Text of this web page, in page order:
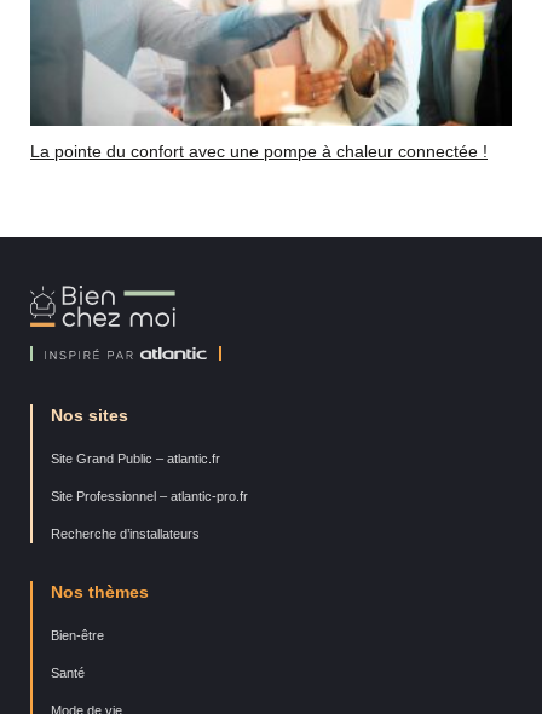
La pointe du confort avec une pompe à chaleur connectée !
Bien
Chez
Nos sites
Site Grand Public – atlantic.fr
Site Professionnel – atlantic-pro.fr
Recherche d’installateurs
Nos thèmes
Bien-être
Santé
Mode de vie